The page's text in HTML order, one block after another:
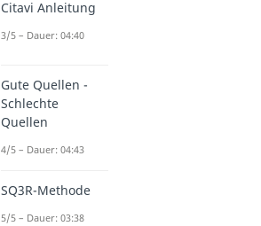
Citavi Anleitung
3/5 – Dauer: 04:40
Gute Quellen -
Schlechte
Quellen
4/5 – Dauer: 04:43
SQ3R-Methode
5/5 – Dauer: 03:38